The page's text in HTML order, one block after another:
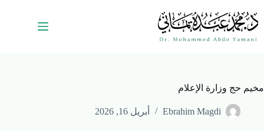
مخيم حج وزارة الإعلام
Ebrahim Magdi أبريل 16, 2026